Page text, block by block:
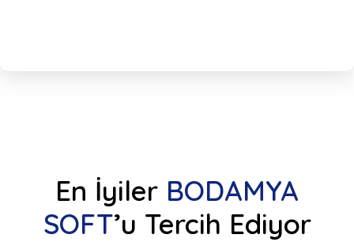
En İyiler BODAMYA
SOFT’u Tercih Ediyor